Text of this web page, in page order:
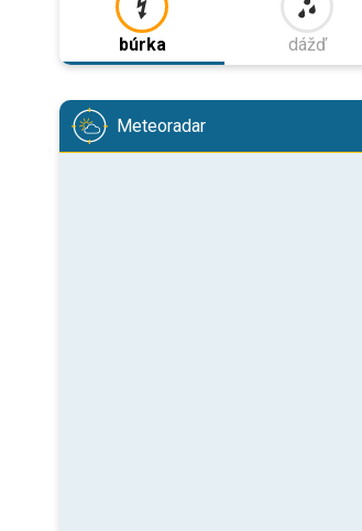
búrka dážď
Meteoradar